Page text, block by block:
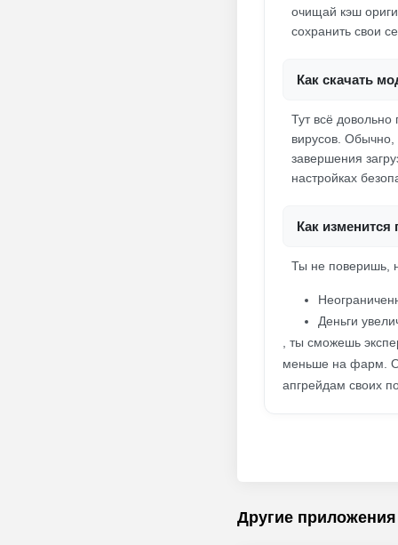
очищай кэш
сохранить свои
Как скачать
Тут всё
вирусов. Обычно,
завершения
настройках
Как
Ты не поверишь,
Деньги
, ты сможешь
меньше на фарм.
апгрейдам своих
Другие приложения